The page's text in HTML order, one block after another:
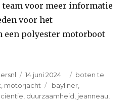
team voor meer informatie
voor het
een polyester motorboot
Posted
on
14 juni 2024 Categories
boten te
motorjacht Tags
bayliner
duurzaamheid jeanneau